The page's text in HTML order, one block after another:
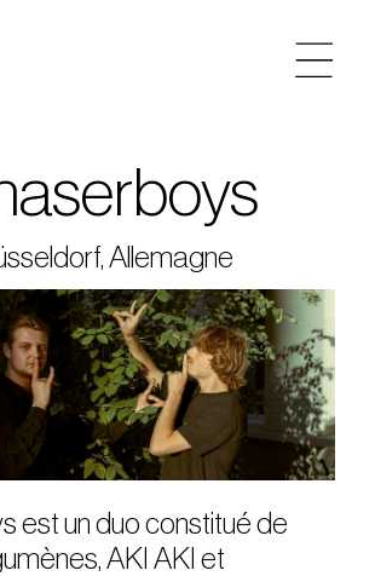
agenda
tickets
le sucre max
partenariats
Allemagne
est un duo constitué de
AKI AKI et